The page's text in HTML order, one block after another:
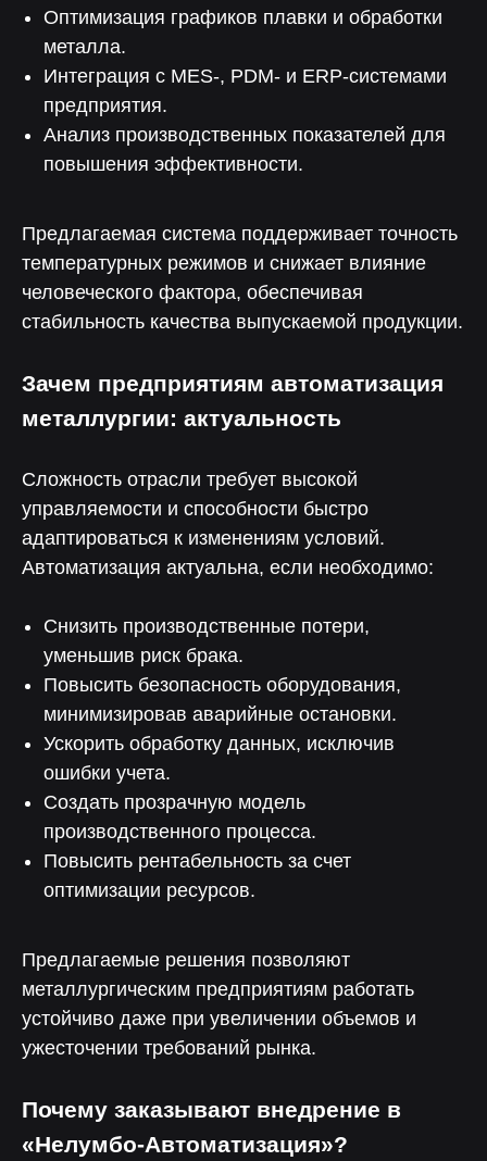
Оптимизация графиков плавки и обработки
металла.
Интеграция с MES-, PDM- и ERP-системами
предприятия.
Анализ производственных показателей для
повышения эффективности.
Предлагаемая система поддерживает точность
температурных режимов и снижает влияние
человеческого фактора, обеспечивая
стабильность качества выпускаемой продукции.
Зачем предприятиям автоматизация
металлургии: актуальность
Сложность отрасли требует высокой
управляемости и способности быстро
адаптироваться к изменениям условий.
Автоматизация актуальна, если необходимо:
Снизить производственные потери,
уменьшив риск брака.
Повысить безопасность оборудования,
минимизировав аварийные остановки.
Ускорить обработку данных, исключив
ошибки учета.
Создать прозрачную модель
производственного процесса.
Повысить рентабельность за счет
оптимизации ресурсов.
Предлагаемые решения позволяют
металлургическим предприятиям работать
устойчиво даже при увеличении объемов и
ужесточении требований рынка.
Почему заказывают внедрение в
«Нелумбо-Автоматизация»?
трудозатрат
70% 90%
Снижение влияния
30%
потерь
50%
на производственный
учет
Поддержка от экспертов
Консультация
Чтобы рассчитать окупаемость
и встроить «Лотос» в бизнес
Менеджер
Чтобы помочь с интеграцией
и запуском коммуникаций